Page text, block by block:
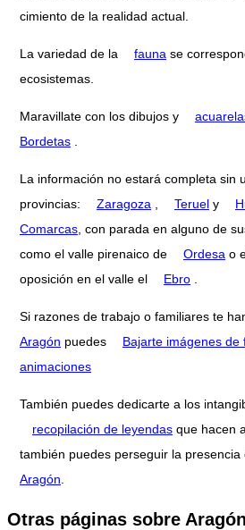
cimiento de la realidad actual.
La variedad de la fauna se
ecosistemas.
Maravillate con los dibujos y
Bordetas .
La información no estará completa sin
provincias:
Zaragoza , Teruel y
Comarcas, con parada en alguno de
como el valle pirenaico de
Ordesa o
oposición en el valle el
Ebro .
Si razones de trabajo o familiares te
Aragón puedes
Bajarte imágenes de
animaciones
También puedes dedicarte a los
recopilación de leyendas que hacen
también puedes perseguir la presencia
Aragón.
Otras páginas sobre